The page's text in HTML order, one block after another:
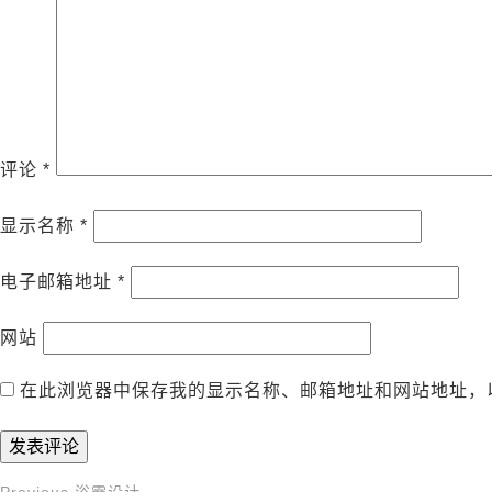
评论 *
显示名称 *
电子邮箱地址 *
网站
在此浏览器中保存我的显示名称、邮箱地址和网站地址，